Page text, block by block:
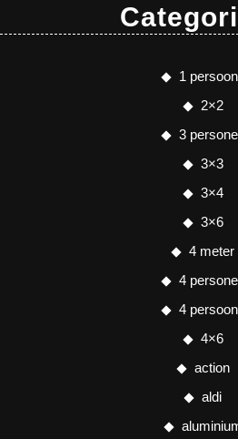
1
2×2
3
3×3
3×4
3×6
4 meter
4
4
4×6
action
aldi